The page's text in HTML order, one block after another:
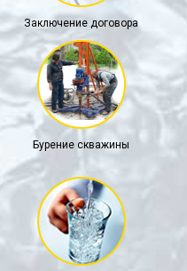
Заключение договора
Бурение скважины